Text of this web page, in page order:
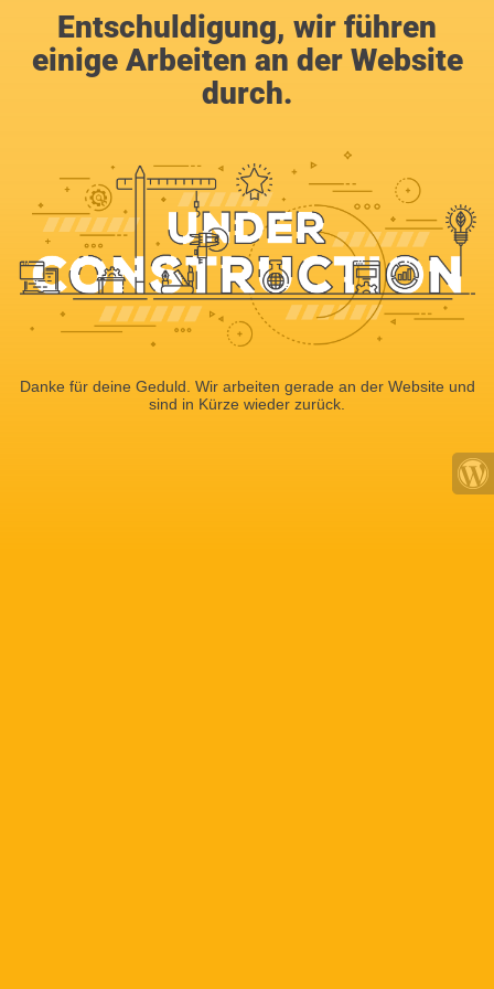
Entschuldigung, wir führen
einige Arbeiten an der Website
durch.
Danke für deine Geduld. Wir arbeiten gerade an der Website und
sind in Kürze wieder zurück.